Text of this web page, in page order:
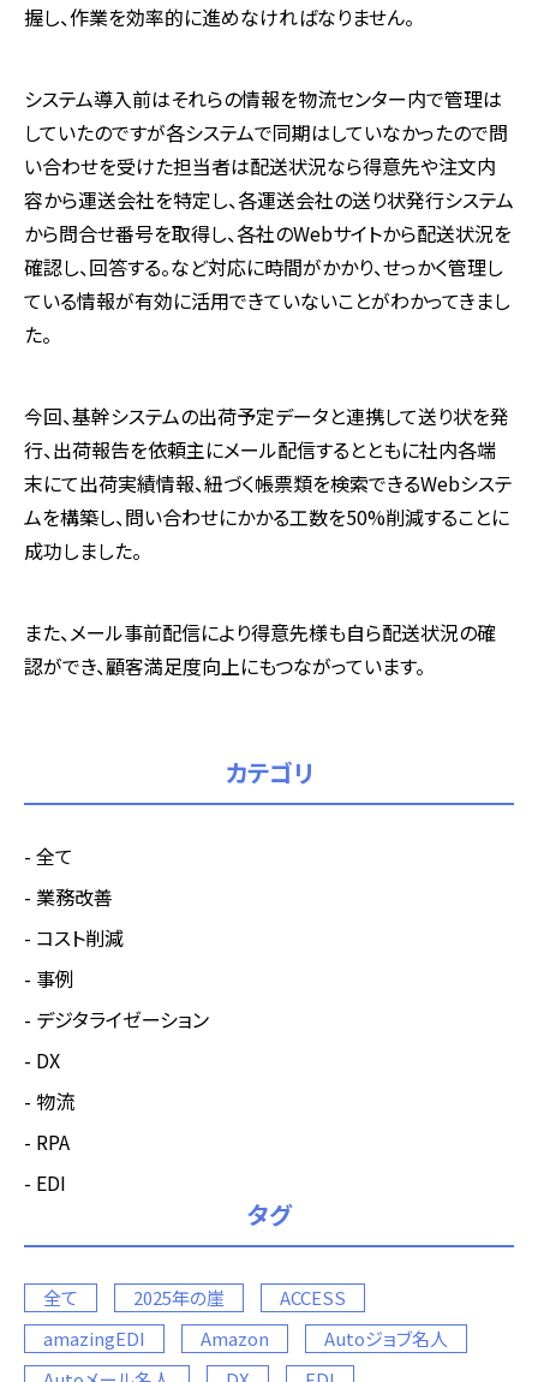
握し、作業を効率的に進めなければなりません。
システム導入前はそれらの情報を物流センター内で管理は
していたのですが各システムで同期はしていなかったので問
い合わせを受けた担当者は配送状況なら得意先や注文内
容から運送会社を特定し、各運送会社の送り状発行システム
から問合せ番号を取得し、各社のWebサイトから配送状況を
確認し、回答する。など対応に時間がかかり、せっかく管理し
ている情報が有効に活用できていないことがわかってきまし
た。
今回、基幹システムの出荷予定データと連携して送り状を発
行、出荷報告を依頼主にメール配信するとともに社内各端
末にて出荷実績情報、紐づく帳票類を検索できるWebシステ
ムを構築し、問い合わせにかかる工数を50%削減することに
成功しました。
また、メール事前配信により得意先様も自ら配送状況の確
認ができ、顧客満足度向上にもつながっています。
カテゴリ
全て
業務改善
コスト削減
事例
デジタライゼーション
DX
物流
RPA
EDI
タグ
全て 2025年の崖
ACCESS
amazingEDI
Amazon
Autoジョブ名人